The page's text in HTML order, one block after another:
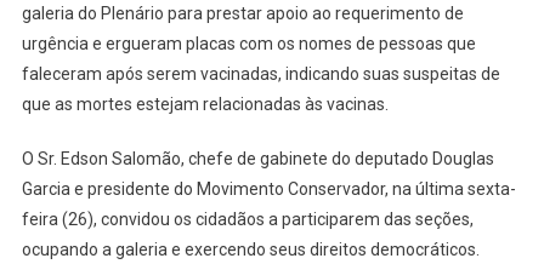
galeria do Plenário para prestar apoio ao requerimento de
urgência e ergueram placas com os nomes de pessoas que
faleceram após serem vacinadas, indicando suas suspeitas de
que as mortes estejam relacionadas às vacinas.
O Sr. Edson Salomão, chefe de gabinete do deputado Douglas
Garcia e presidente do Movimento Conservador, na última sexta-
feira (26), convidou os cidadãos a participarem das seções,
ocupando a galeria e exercendo seus direitos democráticos.